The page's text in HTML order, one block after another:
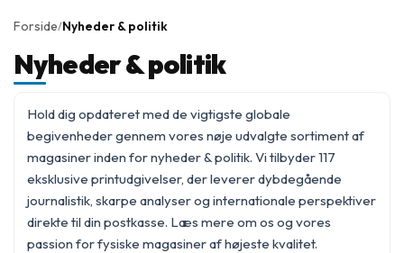
Forside/Nyheder & politik
Nyheder & politik
Hold dig opdateret med de vigtigste globale
begivenheder gennem vores nøje udvalgte sortiment af
magasiner inden for nyheder & politik. Vi tilbyder 117
eksklusive printudgivelser, der leverer dybdegående
journalistik, skarpe analyser og internationale perspektiver
direkte til din postkasse. Læs mere om os og vores
passion for fysiske magasiner af højeste kvalitet.